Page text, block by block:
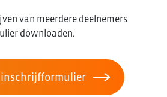
van meerdere deelnemers
downloaden.
inschrijfformulier